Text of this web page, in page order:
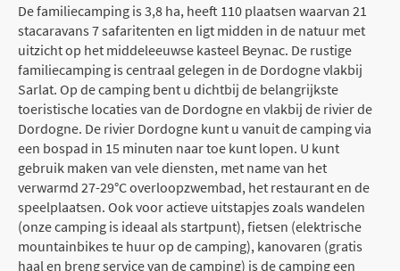
De familiecamping is 3,8 ha, heeft 110 plaatsen waarvan 21
stacaravans 7 safaritenten en ligt midden in de natuur met
uitzicht op het middeleeuwse kasteel Beynac. De rustige
familiecamping is centraal gelegen in de Dordogne vlakbij
Sarlat. Op de camping bent u dichtbij de belangrijkste
toeristische locaties van de Dordogne en vlakbij de rivier de
Dordogne. De rivier Dordogne kunt u vanuit de camping via
een bospad in 15 minuten naar toe kunt lopen. U kunt
gebruik maken van vele diensten, met name van het
verwarmd 27-29°C overloopzwembad, het restaurant en de
speelplaatsen. Ook voor actieve uitstapjes zoals wandelen
(onze camping is ideaal als startpunt), fietsen (elektrische
mountainbikes te huur op de camping), kanovaren (gratis
haal en breng service van de camping) is de camping een